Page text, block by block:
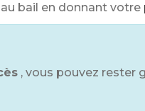
bail en donnant votre
, vous pouvez rester